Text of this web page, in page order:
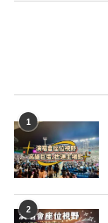
1
2